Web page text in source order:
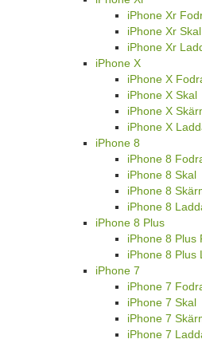
iPhone Xr
iPhone Xr Skal
iPhone Xr
iPhone X
iPhone X
iPhone X Skal
iPhone X
iPhone X
iPhone 8
iPhone 8
iPhone 8 Skal
iPhone 8
iPhone 8
iPhone 8 Plus
iPhone 8 Plus
iPhone 8 Plus
iPhone 7
iPhone 7
iPhone 7 Skal
iPhone 7
iPhone 7